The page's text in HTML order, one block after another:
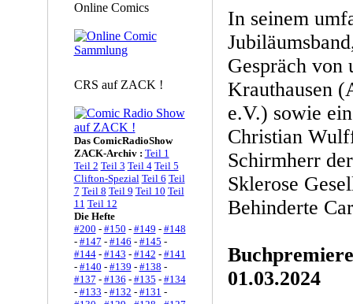
Online Comics
CRS auf ZACK !
Das ComicRadioShow
ZACK-Archiv : Teil 1
Teil 2 Teil 3 Teil 4 Teil 5
Clifton-Spezial Teil 6 Teil
7 Teil 8 Teil 9 Teil 10 Teil
11 Teil 12
Die Hefte
#200 - #150 - #149 - #148
- #147 - #146 - #145 -
#144- #143 - #142 - #141
- #140 - #139 - #138 -
#137 - #136 - #135 - #134
- #133 - #132 - #131 -
In seinem
Gespräch von
Krauthausen
e.V.) sowie
Christian
Schirmherr
Sklerose
Behinderte
01.03.2024